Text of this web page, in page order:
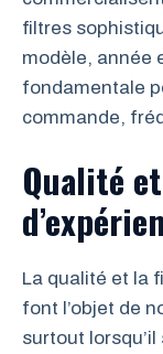
filtres
modèle, année
fondamentale
commande,
Qualité
La qualité et la
font l’objet de
surtout